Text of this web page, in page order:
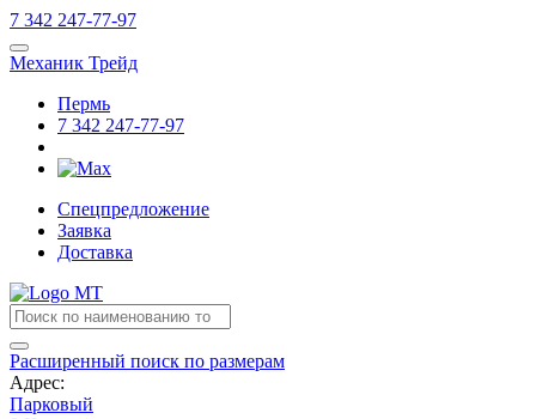
7 342 247-77-97
Механик Трейд
Пермь
7 342 247-77-97
Спецпредложение
Заявка
Доставка
Расширенный поиск по размерам
Адрес:
Парковый